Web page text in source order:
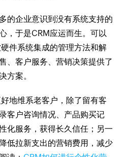
的企业意识到没有系统支持的
，于是CRM应运而生。可以
件系统集成的管理方法和解
、客户服务、营销决策提供了
方案。
地维系老客户，除了留有客
客户咨询情况、产品购买记
化服务，获得长久信任；另一
低拉新支出的营销费用，减少